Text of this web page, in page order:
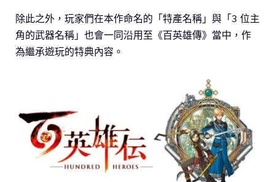
除此之外，玩家們在本作命名的「特產名稱」與「3 位主
角的武器名稱」也會一同沿用至《百英雄傳》當中，作
為繼承遊玩的特典內容。